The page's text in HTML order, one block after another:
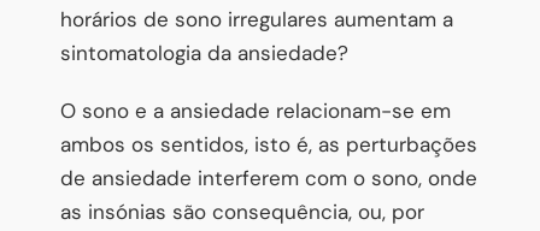
horários de sono irregulares aumentam a
sintomatologia da ansiedade?
O sono e a ansiedade relacionam-se em
ambos os sentidos, isto é, as perturbações
de ansiedade interferem com o sono, onde
as insónias são consequência, ou, por